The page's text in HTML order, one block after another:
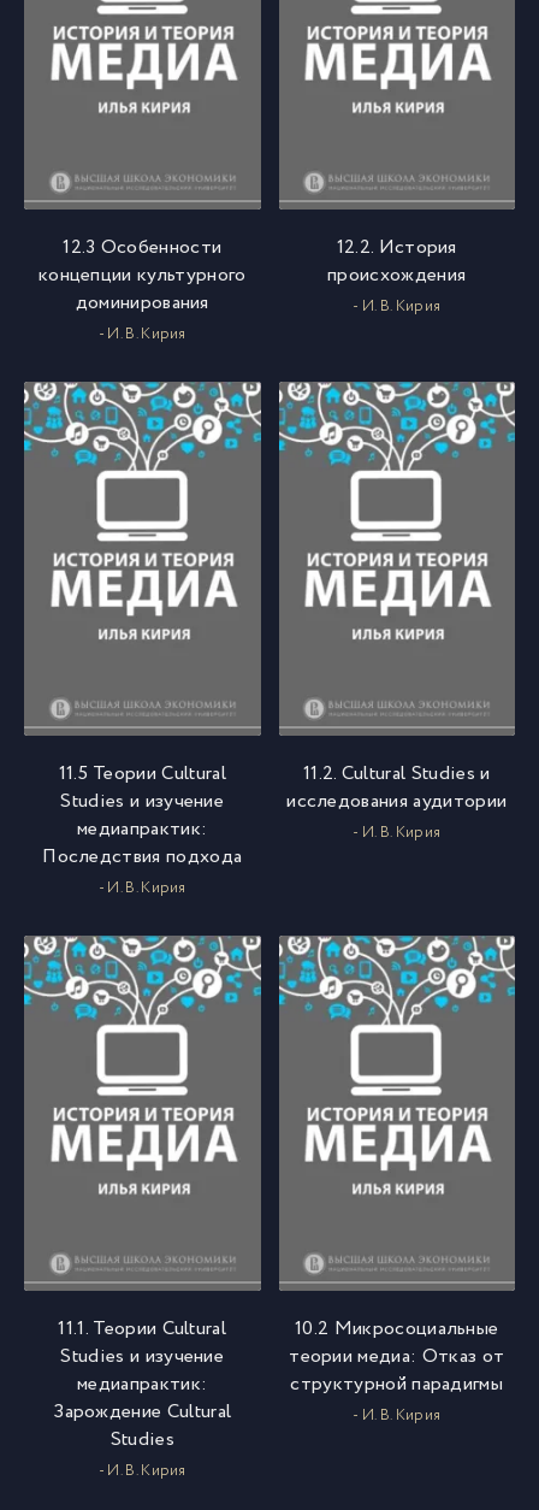
12.3 Особенности
концепции культурного
доминирования
- И. В. Кирия
12.2. История
происхождения
- И. В. Кирия
11.5 Теории Cultural
Studies и изучение
медиапрактик:
Последствия подхода
- И. В. Кирия
11.2. Cultural Studies и
исследования аудитории
- И. В. Кирия
11.1. Теории Cultural
Studies и изучение
медиапрактик:
Зарождение Cultural
Studies
- И. В. Кирия
10.2 Микросоциальные
теории медиа: Отказ от
структурной парадигмы
- И. В. Кирия